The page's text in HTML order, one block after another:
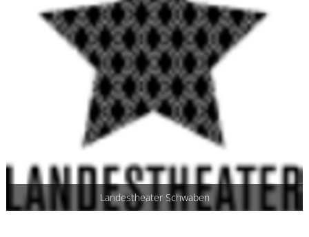
Landestheater Schwaben